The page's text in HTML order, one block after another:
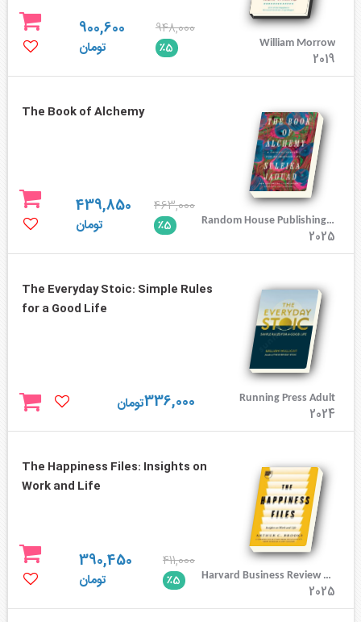
William Morrow
2019
948,000
٪5
900,600
تومان
The Book of Alchemy
Random House Publishing Group
2025
463,000
٪5
439,850
تومان
The Everyday Stoic: Simple Rules
for a Good Life
‎ Running Press Adult
2024
336,000تومان
The Happiness Files: Insights on
Work and Life
Harvard Business Review Press
2025
411,000
٪5
390,450
تومان